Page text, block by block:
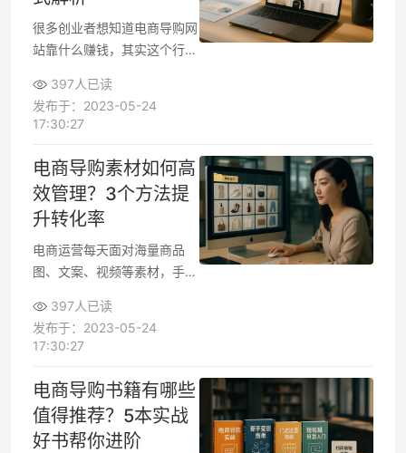
很多创业者想知道电商导购网
站靠什么赚钱，其实这个行业
基础的佣金分成到高阶的数据
服务，变现方式多达十余种。
用户画像和资源优势，选择最
适合的组合策略。下面我们就
拆解最主流的5种盈利模式，
帮你找到最适合的变现路径。
397人已读
发布于：2023-05-24
17:30:27
电商导购素材如何高
效管理？3个方法提
升转化率
电商运营每天面对海量商品
图、文案、视频等素材，手动
的素材管理方法，不仅能节省
50%以上工作时间，还能确保
下面从工具选择到团队协作，
拆解可落地的解决方案。
397人已读
发布于：2023-05-24
17:30:27
电商导购书籍有哪些
值得推荐？5本实战
好书帮你进阶